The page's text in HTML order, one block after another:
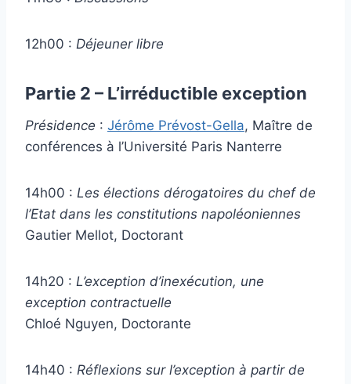
12h00 : Déjeuner libre
Partie 2 – L’irréductible exception
Présidence : Jérôme Prévost-Gella, Maître de
conférences à l’Université Paris Nanterre
14h00 : Les élections dérogatoires du chef de
l’Etat dans les constitutions napoléoniennes
Gautier Mellot, Doctorant
14h20 : L’exception d’inexécution, une
exception contractuelle
Chloé Nguyen, Doctorante
14h40 : Réflexions sur l’exception à partir de